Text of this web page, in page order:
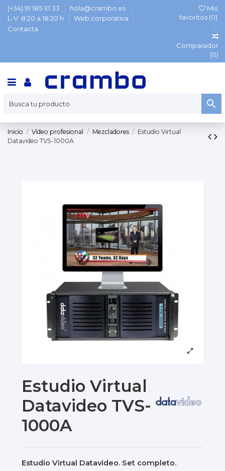
(+34) 91 185 10 33
hola@crambo.es
L-V: 8:20 a 18:20 h
Web corporativa
Contacta
Mis
favoritos (0)
Comparador
(0)
Inicio Vídeo profesional Mezcladores
Estudio Virtual
Datavideo TVS-1000A
Estudio Virtual
Datavideo TVS-
1000A
Estudio Virtual Datavideo. Set completo.